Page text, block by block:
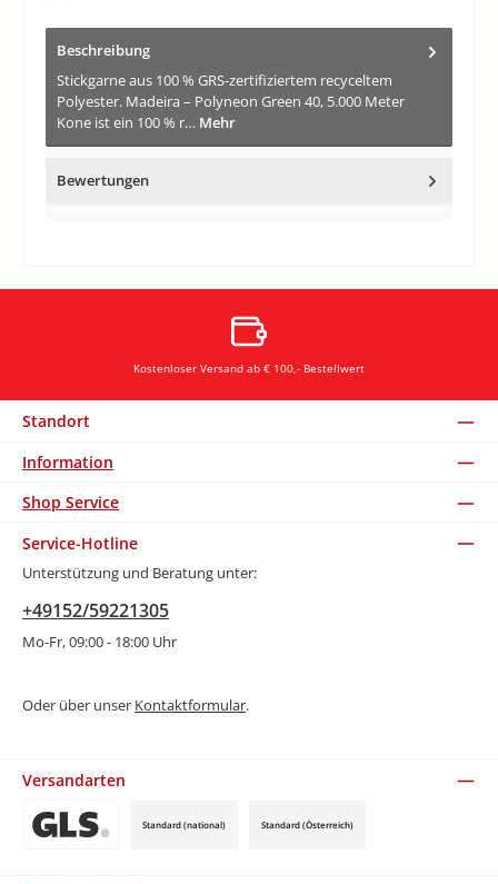
Beschreibung
Stickgarne aus 100 % GRS-zertifiziertem recyceltem
Polyester. Madeira – Polyneon Green 40, 5.000 Meter
Kone ist ein 100 % r… Mehr
Bewertungen
Kostenloser Versand ab € 100,- Bestellwert
Standort
Information
Shop Service
Service-Hotline
Unterstützung und Beratung unter:
+49152/59221305
Mo-Fr, 09:00 - 18:00 Uhr
Oder über unser Kontaktformular.
Versandarten
Standard (national) Standard (Österreich)